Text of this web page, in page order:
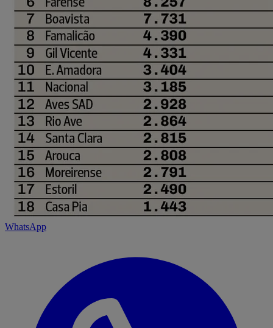
WhatsApp